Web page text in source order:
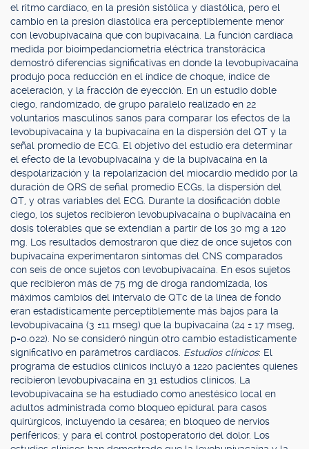
el ritmo cardíaco, en la presión sistólica y diastólica, pero el
cambio en la presión diastólica era perceptiblemente menor
con levobupivacaína que con bupivacaína. La función cardíaca
medida por bioimpedanciometría eléctrica transtorácica
demostró diferencias significativas en donde la levobupivacaína
produjo poca reducción en el índice de choque, índice de
aceleración, y la fracción de eyección. En un estudio doble
ciego, randomizado, de grupo paralelo realizado en 22
voluntarios masculinos sanos para comparar los efectos de la
levobupivacaína y la bupivacaína en la dispersión del QT y la
señal promedio de ECG. El objetivo del estudio era determinar
el efecto de la levobupivacaína y de la bupivacaína en la
despolarización y la repolarización del miocardio medido por la
duración de QRS de señal promedio ECGs, la dispersión del
QT, y otras variables del ECG. Durante la dosificación doble
ciego, los sujetos recibieron levobupivacaína o bupivacaína en
dosis tolerables que se extendían a partir de los 30 mg a 120
mg. Los resultados demostraron que diez de once sujetos con
bupivacaína experimentaron síntomas del CNS comparados
con seis de once sujetos con levobupivacaína. En esos sujetos
que recibieron más de 75 mg de droga randomizada, los
máximos cambios del intervalo de QTc de la línea de fondo
eran estadísticamente perceptiblemente más bajos para la
levobupivacaína (3 ±11 mseg) que la bupivacaína (24 ± 17 mseg,
p=0.022). No se consideró ningún otro cambio estadísticamente
significativo en parámetros cardíacos. Estudios clínicos: El
programa de estudios clínicos incluyó a 1220 pacientes quienes
recibieron levobupivacaína en 31 estudios clínicos. La
levobupivacaína se ha estudiado como anestésico local en
adultos administrada como bloqueo epidural para casos
quirúrgicos, incluyendo la cesárea; en bloqueo de nervios
periféricos; y para el control postoperatorio del dolor. Los